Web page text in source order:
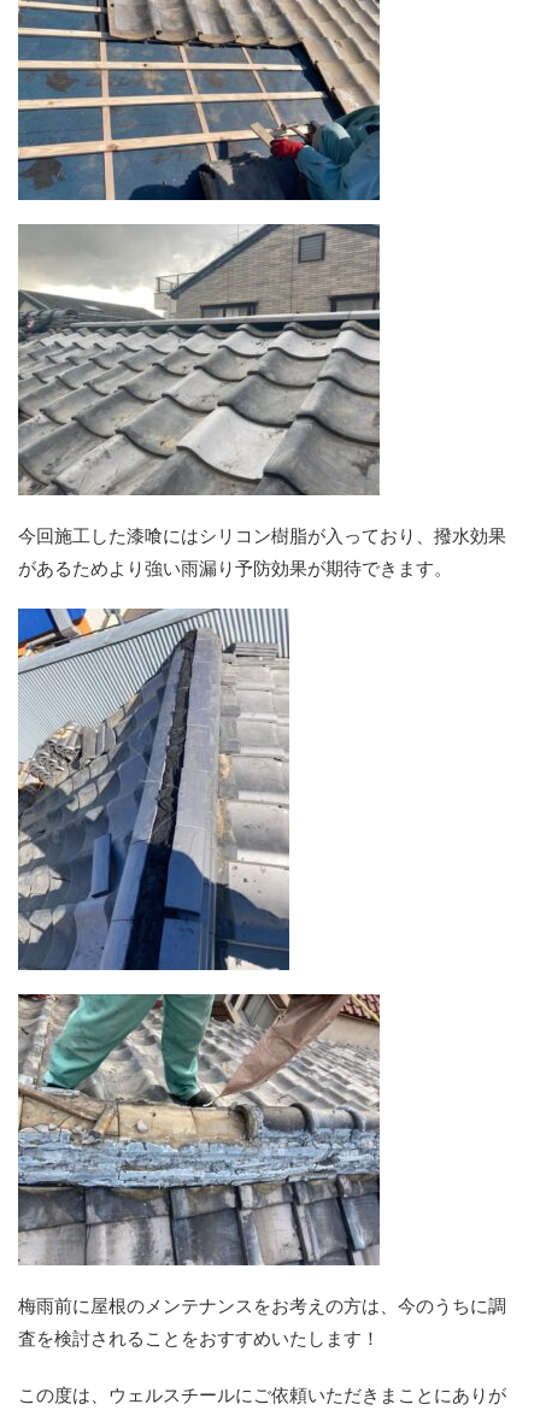
今回施工した漆喰にはシリコン樹脂が入っており、撥水効果
があるためより強い雨漏り予防効果が期待できます。
梅雨前に屋根のメンテナンスをお考えの方は、今のうちに調
査を検討されることをおすすめいたします！
この度は、ウェルスチールにご依頼いただきまことにありが